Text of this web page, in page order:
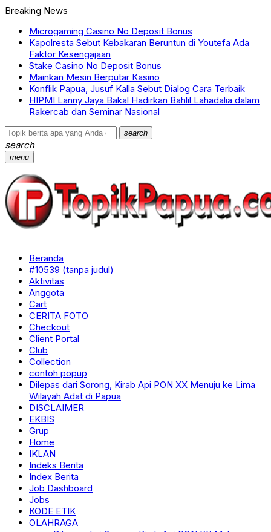
Breaking News
Microgaming Casino No Deposit Bonus
Kapolresta Sebut Kebakaran Beruntun di Youtefa Ada
Faktor Kesengajaan
Stake Casino No Deposit Bonus
Mainkan Mesin Berputar Kasino
Konflik Papua, Jusuf Kalla Sebut Dialog Cara Terbaik
HIPMI Lanny Jaya Bakal Hadirkan Bahlil Lahadalia dalam
Rakercab dan Seminar Nasional
search
search
menu
Beranda
#10539 (tanpa judul)
Aktivitas
Anggota
Cart
CERITA FOTO
Checkout
Client Portal
Club
Collection
contoh popup
Dilepas dari Sorong, Kirab Api PON XX Menuju ke Lima
Wilayah Adat di Papua
DISCLAIMER
EKBIS
Grup
Home
IKLAN
Indeks Berita
Index Berita
Job Dashboard
Jobs
KODE ETIK
OLAHRAGA